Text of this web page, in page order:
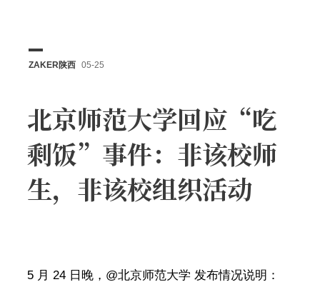
ZAKER陕西 05-25
北京师范大学回应“吃
剩饭”事件：非该校师
生，非该校组织活动
5 月 24 日晚，@北京师范大学 发布情况说明：